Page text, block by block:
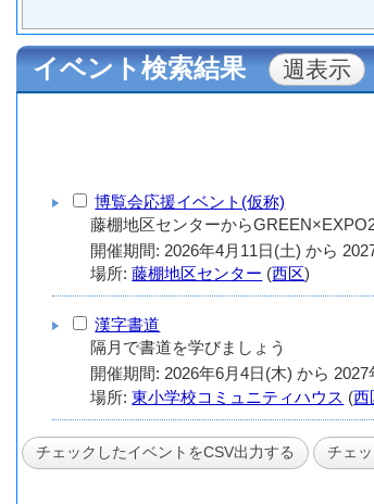
イベント検索結果
博覧会応援イベント(仮称)
藤棚地区センターから
場所:藤棚地区センター (西区)
漢字書道
隔月で書道を学びましょう
場所:東小学校コミュニティハウス (西